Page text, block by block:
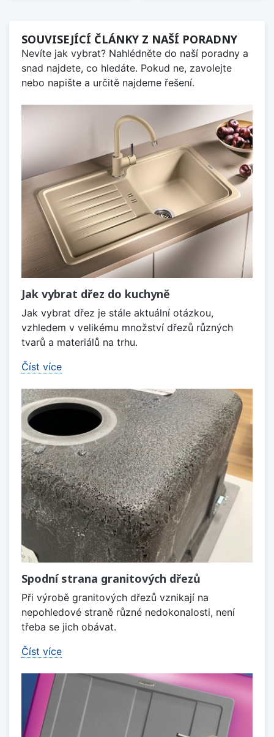
SOUVISEJÍCÍ ČLÁNKY Z NAŠÍ PORADNY
Nevíte jak vybrat? Nahlédněte do naší poradny a
snad najdete, co hledáte. Pokud ne, zavolejte
nebo napište a určitě najdeme řešení.
Jak vybrat dřez do kuchyně
Jak vybrat dřez je stále aktuální otázkou,
vzhledem v velikému množství dřezů různých
tvarů a materiálů na trhu.
Číst více
Spodní strana granitových dřezů
Při výrobě granitových dřezů vznikají na
nepohledové straně různé nedokonalosti, není
třeba se jich obávat.
Číst více